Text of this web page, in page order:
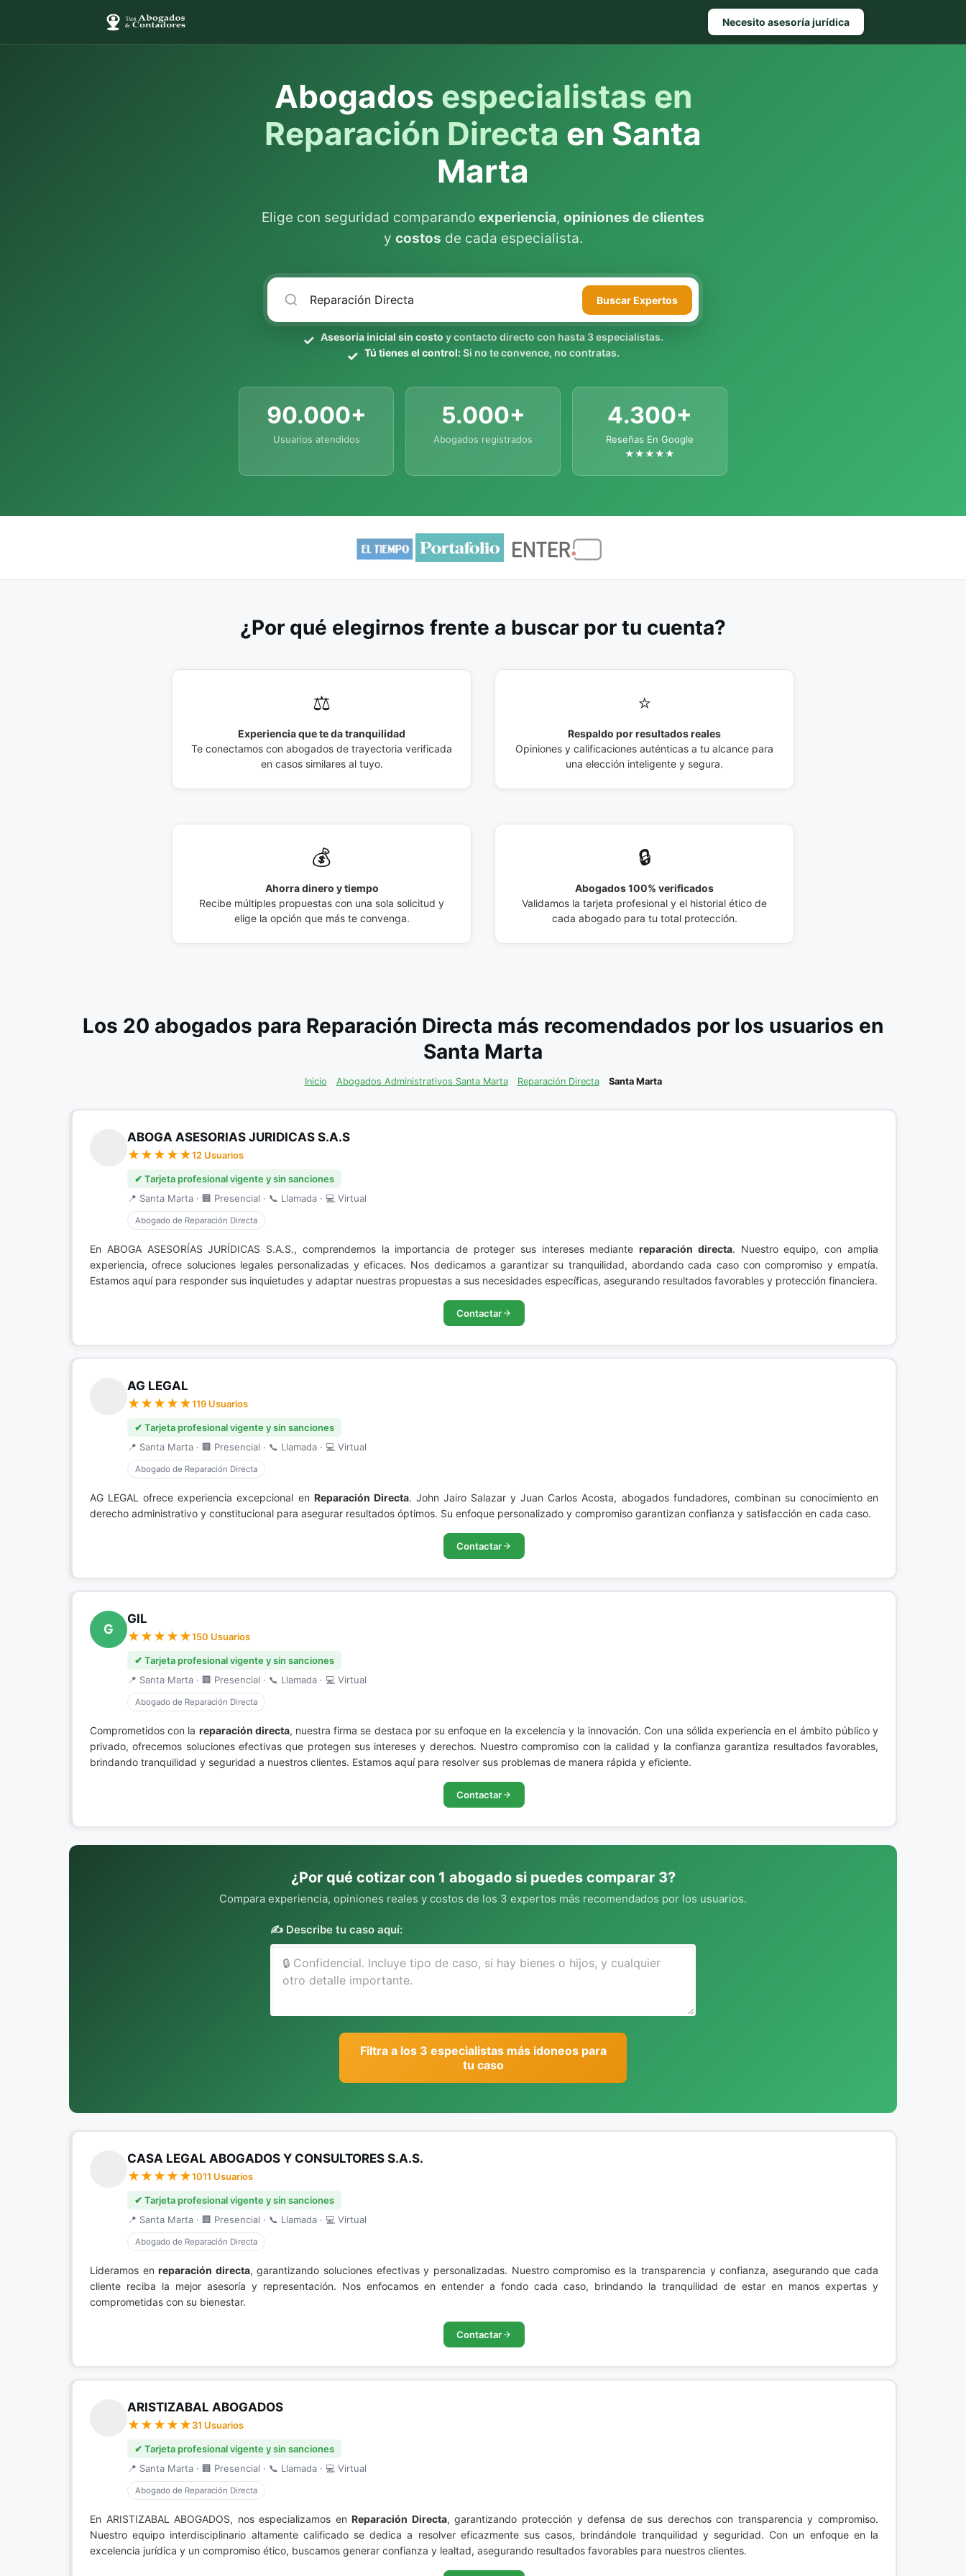
Necesito asesoría jurídica
Abogados especialistas en
Reparación Directa en Santa
Marta
Elige con seguridad comparando experiencia, opiniones de clientes
y costos de cada especialista.
BuscarExpertos
Asesoría inicial sin costo y contacto directo con hasta 3 especialistas.
Tú tienes el control:Si no te convence, no contratas.
90.000+
Usuarios atendidos
5.000+
Abogados registrados
4.300+
Reseñas En Google
★★★★★
¿Por qué elegirnos frente a buscar por tu cuenta?
⚖️
Experiencia que te da tranquilidad
Te conectamos con abogados de trayectoria verificada
en casos similares al tuyo.
⭐
Respaldo por resultados reales
Opiniones y calificaciones auténticas a tu alcance para
una elección inteligente y segura.
💰
Ahorra dinero y tiempo
Recibe múltiples propuestas con una sola solicitud y
elige la opción que más te convenga.
🔒
Abogados 100% verificados
Validamos la tarjeta profesional y el historial ético de
cada abogado para tu total protección.
Los 20 abogados para Reparación Directa más recomendados por los usuarios en
Santa Marta
Inicio Abogados Administrativos Santa Marta Reparación Directa Santa Marta
ABOGA ASESORIAS JURIDICAS S.A.S
12 Usuarios
✔ Tarjeta profesional vigente y sin sanciones
📍 Santa Marta · 🏢 Presencial · 📞 Llamada · 💻 Virtual
Abogado de Reparación Directa
En ABOGA ASESORÍAS JURÍDICAS S.A.S., comprendemos la importancia de proteger sus intereses mediantereparación directa. Nuestro equipo, con amplia
experiencia, ofrece soluciones legales personalizadas y eficaces. Nos dedicamos a garantizar su tranquilidad, abordando cada caso con compromiso y empatía.
Estamos aquí para responder sus inquietudes y adaptar nuestras propuestas a sus necesidades específicas, asegurando resultados favorables y protección financiera.
Contactar
AG LEGAL
119 Usuarios
✔ Tarjeta profesional vigente y sin sanciones
📍 Santa Marta · 🏢 Presencial · 📞 Llamada · 💻 Virtual
Abogado de Reparación Directa
AG LEGAL ofrece experiencia excepcional en Reparación Directa. John Jairo Salazar y Juan Carlos Acosta, abogados fundadores, combinan su conocimiento en
derecho administrativo y constitucional para asegurar resultados óptimos. Su enfoque personalizado y compromiso garantizan confianza y satisfacción en cada caso.
Contactar
G
GIL
150 Usuarios
✔ Tarjeta profesional vigente y sin sanciones
📍 Santa Marta · 🏢 Presencial · 📞 Llamada · 💻 Virtual
Abogado de Reparación Directa
Comprometidos con la reparación directa, nuestra firma se destaca por su enfoque en la excelencia y la innovación. Con una sólida experiencia en el ámbito público y
privado, ofrecemos soluciones efectivas que protegen sus intereses y derechos. Nuestro compromiso con la calidad y la confianza garantiza resultados favorables,
brindando tranquilidad y seguridad a nuestros clientes. Estamos aquí para resolver sus problemas de manera rápida y eficiente.
Contactar
¿Por qué cotizar con 1 abogado si puedes comparar 3?
Compara experiencia, opiniones reales y costos de los 3 expertos más recomendados por los usuarios.
✍️ Describe tu caso aquí:
Filtra a los 3 especialistas más idoneos para
tu caso
CASA LEGAL ABOGADOS Y CONSULTORES S.A.S.
1011 Usuarios
✔ Tarjeta profesional vigente y sin sanciones
📍 Santa Marta · 🏢 Presencial · 📞 Llamada · 💻 Virtual
Abogado de Reparación Directa
Lideramos enreparación directa, garantizando soluciones efectivas y personalizadas. Nuestro compromiso es la transparencia y confianza, asegurando que cada
cliente reciba la mejor asesoría y representación. Nos enfocamos en entender a fondo cada caso, brindando la tranquilidad de estar en manos expertas y
comprometidas con su bienestar.
Contactar
ARISTIZABAL ABOGADOS
31 Usuarios
✔ Tarjeta profesional vigente y sin sanciones
📍 Santa Marta · 🏢 Presencial · 📞 Llamada · 💻 Virtual
Abogado de Reparación Directa
En ARISTIZABAL ABOGADOS, nos especializamos enReparación Directa, garantizando protección y defensa de sus derechos con transparencia y compromiso.
Nuestro equipo interdisciplinario altamente calificado se dedica a resolver eficazmente sus casos, brindándole tranquilidad y seguridad. Con un enfoque en la
excelencia jurídica y un compromiso ético, buscamos generar confianza y lealtad, asegurando resultados favorables para nuestros clientes.